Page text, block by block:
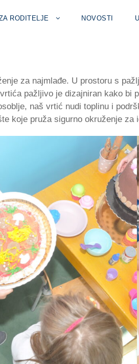
RODITELJE NOVOSTI
za najmlađe. U prostoru s
pažljivo je dizajniran kako bi
naš vrtić nudi toplinu i
koje pruža sigurno okruženje za